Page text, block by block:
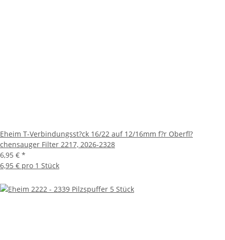
Eheim T-Verbindungsst?ck 16/22 auf 12/16mm f?r Oberfl?
chensauger Filter 2217, 2026-2328
6,95 € *
6,95 € pro 1 Stück